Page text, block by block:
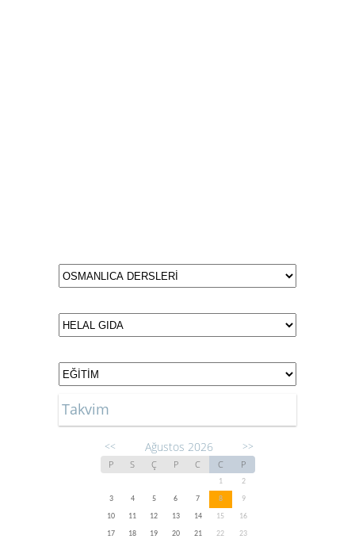
Takvim
<< Ağustos 2026 >>
P S Ç P C C P
1
2
3
4 5 6 7 8
9
10
11 12 13 14 15
16
17
18 19 20 21 22 23